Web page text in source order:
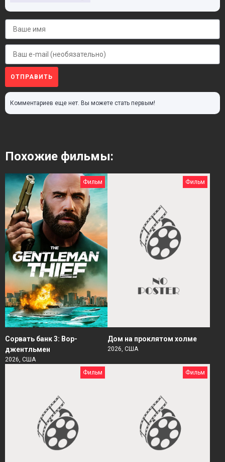
ОТПРАВИТЬ
Комментариев еще нет. Вы можете стать первым!
Похожие фильмы:
Фильм
Сорвать банк 3: Вор-
джентльмен
2026, США
Фильм
Дом на проклятом холме
2026, США
Фильм Фильм